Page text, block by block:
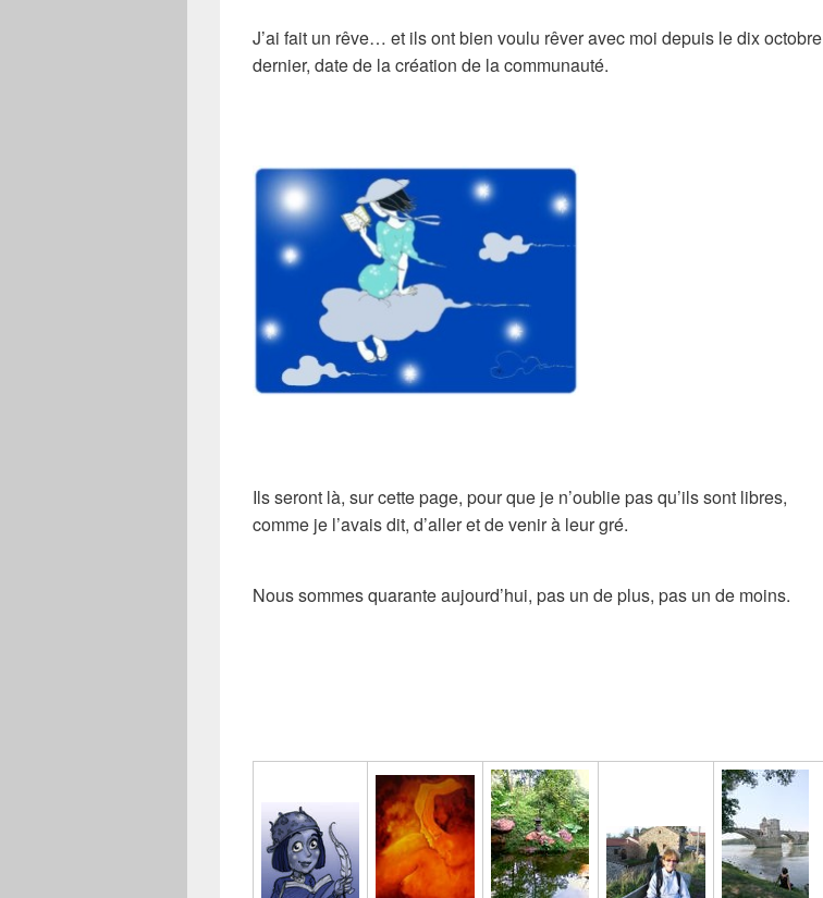
J’ai fait un rêve… et ils ont bien voulu rêver avec moi depuis le dix octobre
dernier, date de la création de la communauté.
Ils seront là, sur cette page, pour que je n’oublie pas qu’ils sont libres,
comme je l’avais dit, d’aller et de venir à leur gré.
Nous sommes quarante aujourd’hui, pas un de plus, pas un de moins.